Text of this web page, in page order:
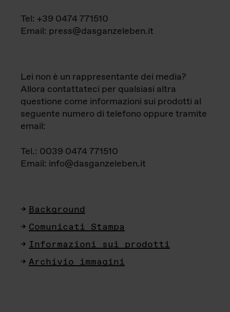
Tel: +39 0474 771510
Email: press@dasganzeleben.it
Lei non è un rappresentante dei media?
Allora contattateci per qualsiasi altra
questione come informazioni sui prodotti al
seguente numero di telefono oppure tramite
email:
Tel.: 0039 0474 771510
Email: info@dasganzeleben.it
Background
Comunicati Stampa
Informazioni sui prodotti
Archivio immagini